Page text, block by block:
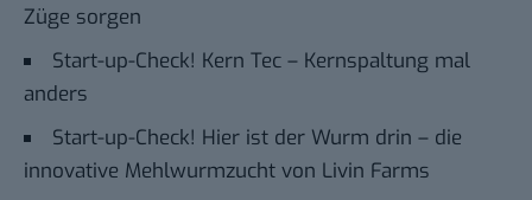
Züge sorgen
Start-up-Check! Kern Tec – Kernspaltung mal
anders
Start-up-Check! Hier ist der Wurm drin – die
innovative Mehlwurmzucht von Livin Farms